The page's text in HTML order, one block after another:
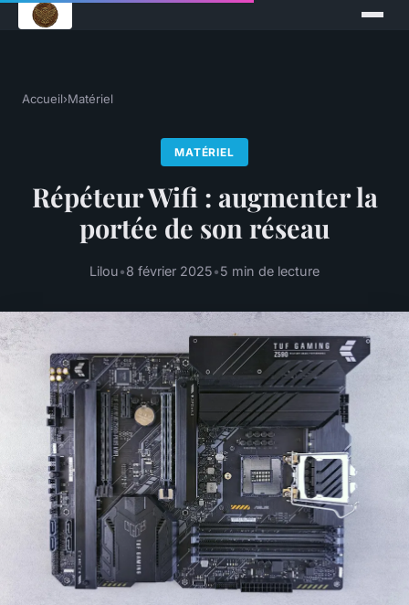
Accueil›Matériel
MATÉRIEL
Répéteur Wifi : augmenter la
portée de son réseau
Lilou•8 février 2025•5 min de lecture